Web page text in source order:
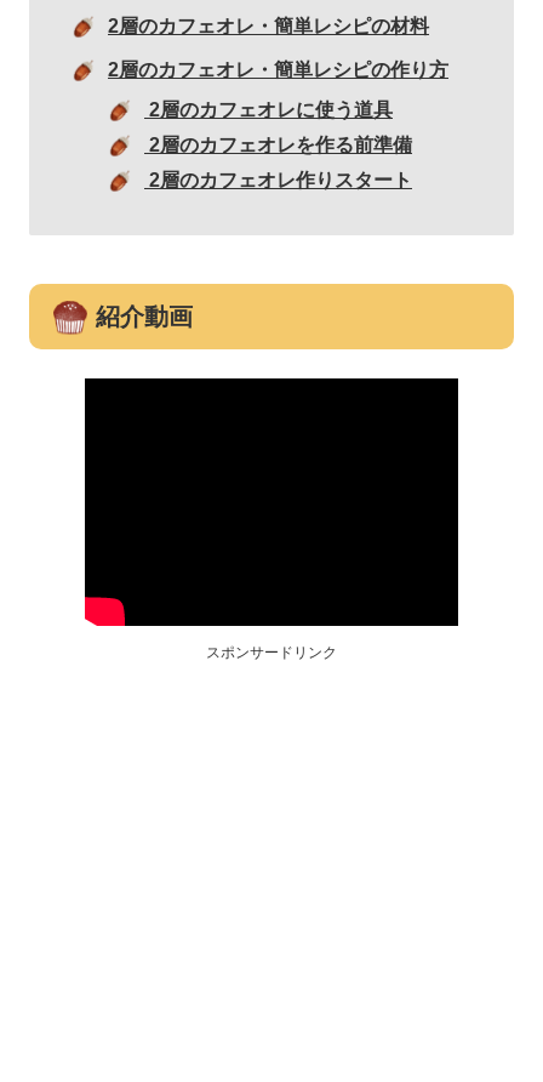
2層のカフェオレ・簡単レシピの材料
2層のカフェオレ・簡単レシピの作り方
2層のカフェオレに使う道具
2層のカフェオレを作る前準備
2層のカフェオレ作りスタート
紹介動画
スポンサードリンク